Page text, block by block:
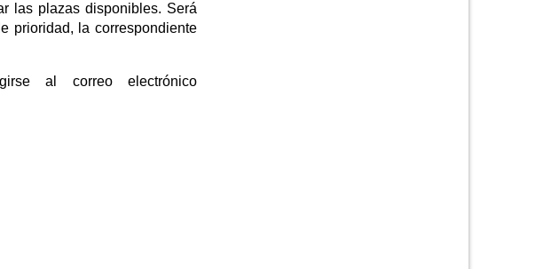
las plazas disponibles. Será
prioridad, la correspondiente
al correo electrónico